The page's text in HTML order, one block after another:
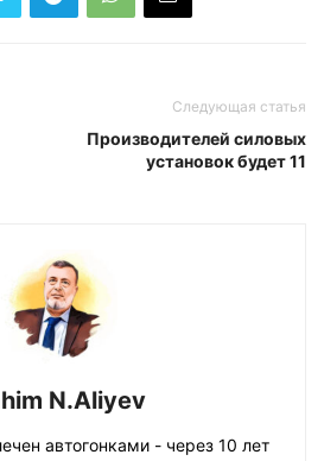
Следующая статья
Производителей силовых
установок будет 11
N.Aliyev
автогонками - через 10 лет